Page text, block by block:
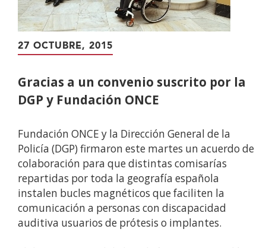
27 OCTUBRE, 2015
Gracias a un convenio suscrito por la
DGP y Fundación ONCE
Fundación ONCE y la Dirección General de la
Policía (DGP) firmaron este martes un acuerdo de
colaboración para que distintas comisarías
repartidas por toda la geografía española
instalen bucles magnéticos que faciliten la
comunicación a personas con discapacidad
auditiva usuarios de prótesis o implantes.